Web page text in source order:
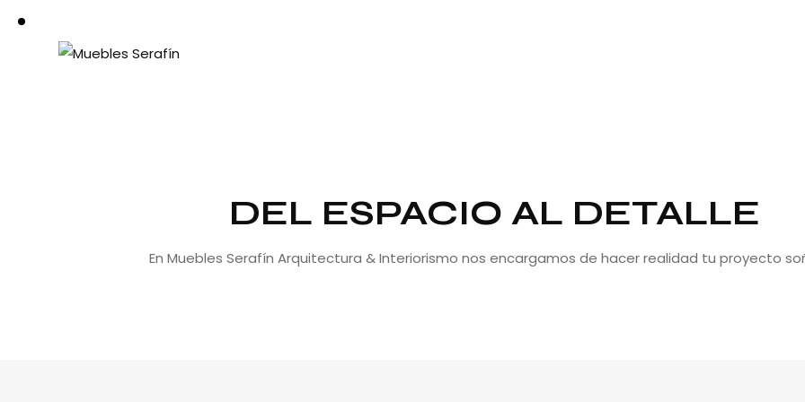
DEL ESPACIO AL DETALLE
En Muebles Serafín Arquitectura & Interiorismo nos encargamos de hacer realidad tu proyecto